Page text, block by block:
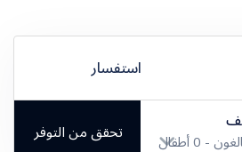
استفسار
-
0 أطفال تحقق من التوفر